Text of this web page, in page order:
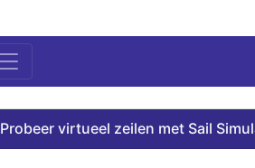
Probeer virtueel zeilen met Sail